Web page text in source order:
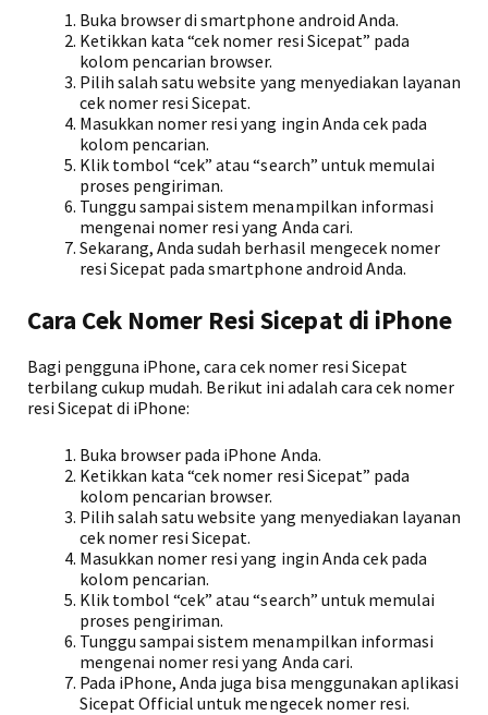
Buka browser di smartphone android Anda.
Ketikkan kata “cek nomer resi Sicepat” pada
kolom pencarian browser.
Pilih salah satu website yang menyediakan layanan
cek nomer resi Sicepat.
Masukkan nomer resi yang ingin Anda cek pada
kolom pencarian.
Klik tombol “cek” atau “search” untuk memulai
proses pengiriman.
Tunggu sampai sistem menampilkan informasi
mengenai nomer resi yang Anda cari.
Sekarang, Anda sudah berhasil mengecek nomer
resi Sicepat pada smartphone android Anda.
Cara Cek Nomer Resi Sicepat di iPhone
Bagi pengguna iPhone, cara cek nomer resi Sicepat
terbilang cukup mudah. Berikut ini adalah cara cek nomer
resi Sicepat di iPhone:
Buka browser pada iPhone Anda.
Ketikkan kata “cek nomer resi Sicepat” pada
kolom pencarian browser.
Pilih salah satu website yang menyediakan layanan
cek nomer resi Sicepat.
Masukkan nomer resi yang ingin Anda cek pada
kolom pencarian.
Klik tombol “cek” atau “search” untuk memulai
proses pengiriman.
Tunggu sampai sistem menampilkan informasi
mengenai nomer resi yang Anda cari.
Pada iPhone, Anda juga bisa menggunakan aplikasi
Sicepat Official untuk mengecek nomer resi.